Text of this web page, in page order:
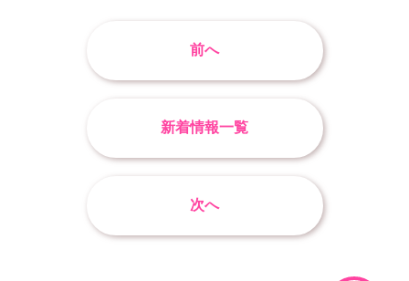
前へ
新着情報一覧
次へ